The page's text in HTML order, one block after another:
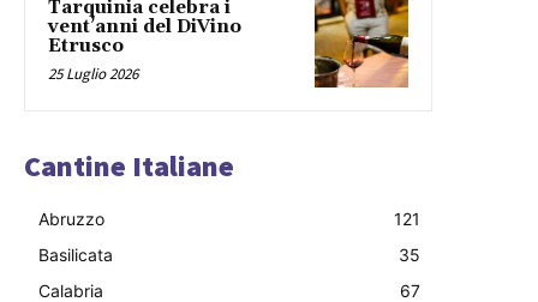
Tarquinia celebra i
vent’anni del DiVino
Etrusco
25 Luglio 2026
Cantine Italiane
Abruzzo
121
Basilicata
35
Calabria
67